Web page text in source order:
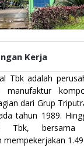
Kerja
admin
: 20 Oktober 2024
Fresh Graduate,
Manufaktur,SMA/
: Jawa Barat
Tbk adalah
dari Grup
tahun 1989.
Tbk, bersama
mempekerjakan